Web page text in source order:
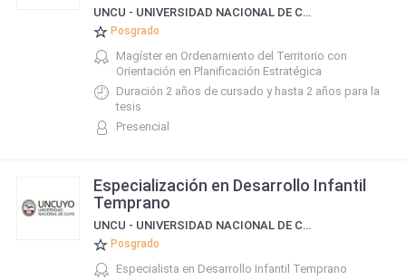
UNCU - UNIVERSIDAD NACIONAL DE CUYO
Posgrado
Magíster en Ordenamiento del Territorio con
Orientación en Planificación Estratégica
Duración 2 años de cursado y hasta 2 años para la
tesis
Presencial
Especialización en Desarrollo Infantil
Temprano
UNCU - UNIVERSIDAD NACIONAL DE CUYO
Posgrado
Especialista en Desarrollo Infantil Temprano